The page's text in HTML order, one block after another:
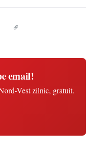
email!
Vest zilnic, gratuit.